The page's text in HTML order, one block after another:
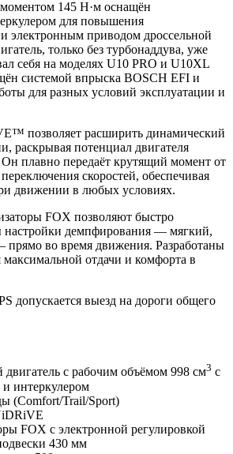
145 Н·м оснащён
для повышения
электронным приводом дроссельной
только без турбонаддува, уже
себя на моделях U10 PRO и U10XL
системой впрыска BOSCH EFI и
для разных условий эксплуатации и
позволяет расширить динамический
раскрывая потенциал двигателя
плавно передаёт крутящий момент от
скоростей, обеспечивая
движении в любых условиях.
FOX позволяют быстро
настройки демпфирования — мягкий,
во время движения. Разработаны
максимальной отдачи и комфорта в
допускается выезд на дороги общего
с рабочим объёмом 998 см3 с
интеркулером
(Comfort/Trail/Sport)
FOX с электронной регулировкой
430 мм